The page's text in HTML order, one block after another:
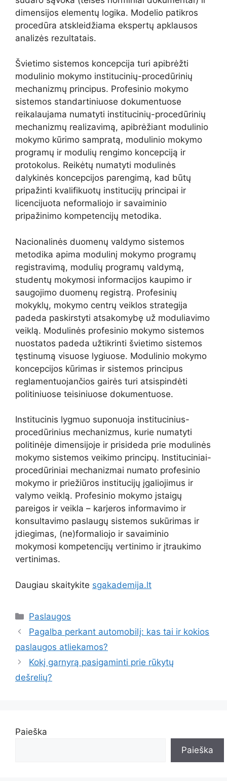
dimensijos elementų logika. Modelio patikros
procedūra atskleidžiama ekspertų apklausos
analizės rezultatais.
Švietimo sistemos koncepcija turi apibrėžti
modulinio mokymo institucinių-procedūrinių
mechanizmų principus. Profesinio mokymo
sistemos standartiniuose dokumentuose
reikalaujama numatyti institucinių-procedūrinių
mechanizmų realizavimą, apibrėžiant modulinio
mokymo kūrimo sampratą, modulinio mokymo
programų ir modulių rengimo koncepciją ir
protokolus. Reikėtų numatyti modulinės
dalykinės koncepcijos parengimą, kad būtų
pripažinti kvalifikuotų institucijų principai ir
licencijuota neformaliojo ir savaiminio
pripažinimo kompetencijų metodika.
Nacionalinės duomenų valdymo sistemos
metodika apima modulinį mokymo programų
registravimą, modulių programų valdymą,
studentų mokymosi informacijos kaupimo ir
saugojimo duomenų registrą. Profesinių
mokyklų, mokymo centrų veiklos strategija
padeda paskirstyti atsakomybę už moduliavimo
veiklą. Modulinės profesinio mokymo sistemos
nuostatos padeda užtikrinti švietimo sistemos
tęstinumą visuose lygiuose. Modulinio mokymo
koncepcijos kūrimas ir sistemos principus
reglamentuojančios gairės turi atsispindėti
politiniuose teisiniuose dokumentuose.
Institucinis lygmuo suponuoja institucinius-
procedūrinius mechanizmus, kurie numatyti
politinėje dimensijoje ir prisideda prie modulinės
mokymo sistemos veikimo principų. Instituciniai-
procedūriniai mechanizmai numato profesinio
mokymo ir priežiūros institucijų įgaliojimus ir
valymo veiklą. Profesinio mokymo įstaigų
pareigos ir veikla – karjeros informavimo ir
konsultavimo paslaugų sistemos sukūrimas ir
įdiegimas, (ne)formaliojo ir savaiminio
mokymosi kompetencijų vertinimo ir įtraukimo
vertinimas.
Daugiau skaitykite sgakademija.lt
Kategorijos
Paslaugos
Pagalba perkant automobilį: kas tai ir kokios
paslaugos atliekamos?
Kokį garnyrą pasigaminti prie rūkytų
dešrelių?
Paieška
Paieška